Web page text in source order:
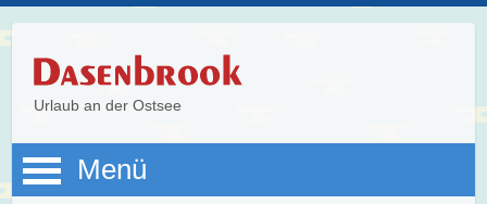
Urlaub an der Ostsee
Menü